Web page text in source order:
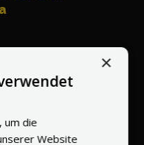
×
um die
Website